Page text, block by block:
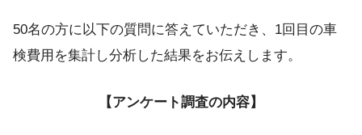
50名の方に以下の質問に答えていただき、1回目の車
検費用を集計し分析した結果をお伝えします。
【アンケート調査の内容】